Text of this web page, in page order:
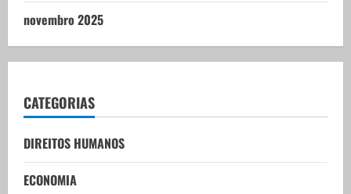
novembro 2025
CATEGORIAS
DIREITOS HUMANOS
ECONOMIA